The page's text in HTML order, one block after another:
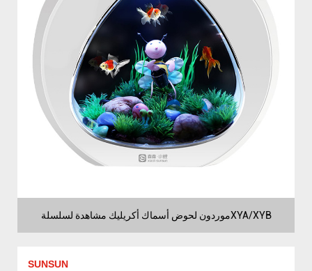
موردون لحوض أسماك أكريليك مشاهدة لسلسلةXYA/XYB
SUNSUN